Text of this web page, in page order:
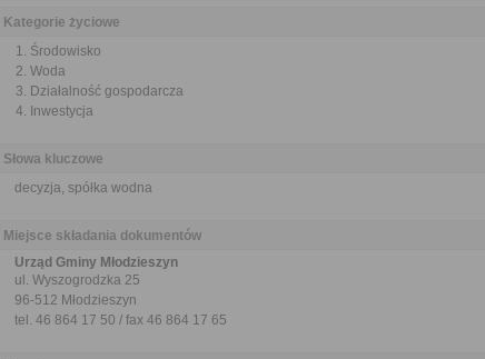
Kategorie życiowe
Środowisko
Woda
Działalność gospodarcza
Inwestycja
Słowa kluczowe
decyzja, spółka wodna
Miejsce składania dokumentów
Urząd Gminy Młodzieszyn
ul. Wyszogrodzka 25
96-512 Młodzieszyn
tel. 46 864 17 50 / fax 46 864 17 65